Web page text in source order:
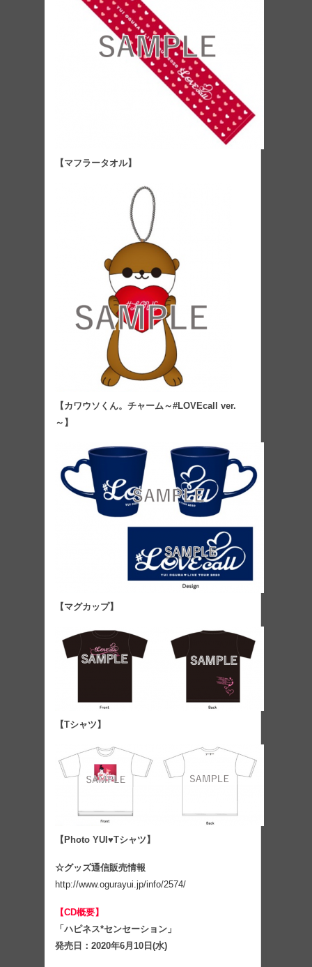
【マフラータオル】
【カワウソくん。チャーム～#LOVEcall ver.
～】
【マグカップ】
【Tシャツ】
【Photo YUI♥Tシャツ】
☆グッズ通信販売情報
http://www.ogurayui.jp/info/2574/
【CD概要】
「ハピネス*センセーション」
発売日：2020年6月10日(水)